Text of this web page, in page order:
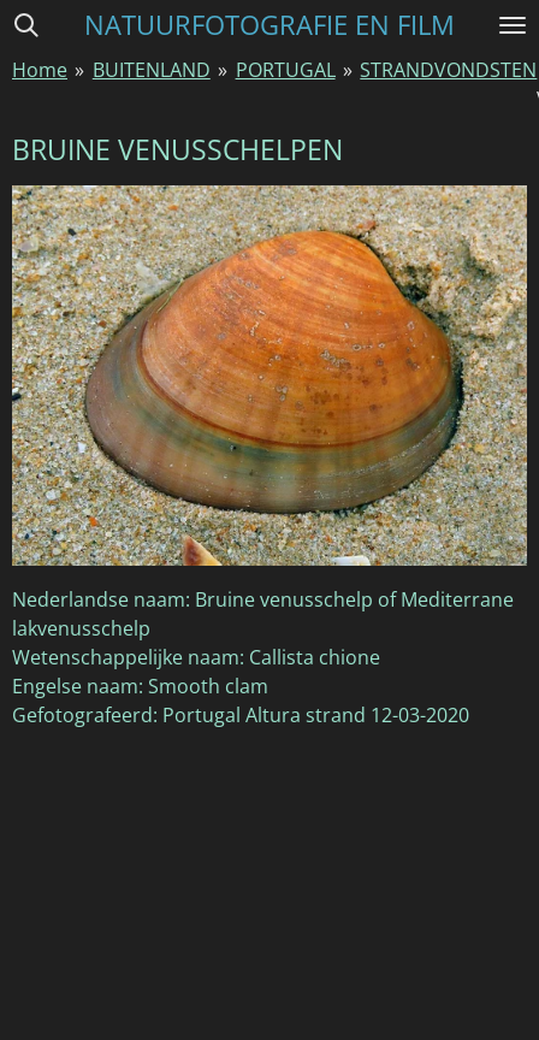
Ga
naar
hoofdinhoud
NATUURFOTOGRAFIE EN FILM
Home » BUITENLAND » PORTUGAL » STRANDVONDSTEN
BRUINE VENUSSCHELPEN
Nederlandse naam: Bruine venusschelp of Mediterrane
lakvenusschelp
Wetenschappelijke naam: Callista chione
Engelse naam: Smooth clam
Gefotografeerd: Portugal Altura strand 12-03-2020